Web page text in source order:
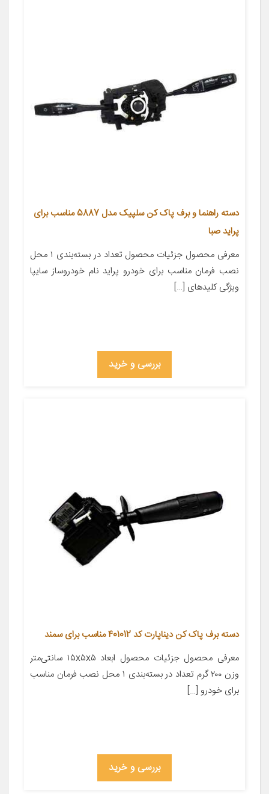
دسته راهنما و برف پاک کن سلپیک مدل 5887 مناسب برای
پراید صبا
معرفی محصول جزئیات محصول تعداد در بسته‌بندی ۱ محل
نصب فرمان مناسب برای خودرو پراید نام خودروساز سایپا
ویژگی کلیدهای […]
بررسی و خرید
دسته برف پاک کن دیناپارت کد 401012 مناسب برای سمند
معرفی محصول جزئیات محصول ابعاد ۱۵x۵x۵ سانتی‌متر
وزن ۲۰۰ گرم تعداد در بسته‌بندی ۱ محل نصب فرمان مناسب
برای خودرو […]
بررسی و خرید